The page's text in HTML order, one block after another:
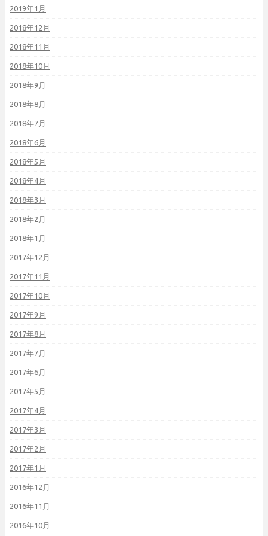
2019年1月
2018年12月
2018年11月
2018年10月
2018年9月
2018年8月
2018年7月
2018年6月
2018年5月
2018年4月
2018年3月
2018年2月
2018年1月
2017年12月
2017年11月
2017年10月
2017年9月
2017年8月
2017年7月
2017年6月
2017年5月
2017年4月
2017年3月
2017年2月
2017年1月
2016年12月
2016年11月
2016年10月